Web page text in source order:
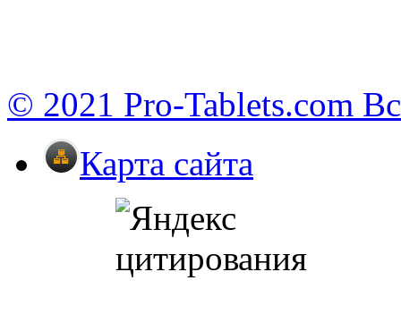
© 2021 Pro-Tablets.com
Карта сайта